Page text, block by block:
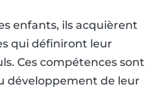
enfants, ils acquièrent
qui définiront leur
Ces compétences sont
développement de leur